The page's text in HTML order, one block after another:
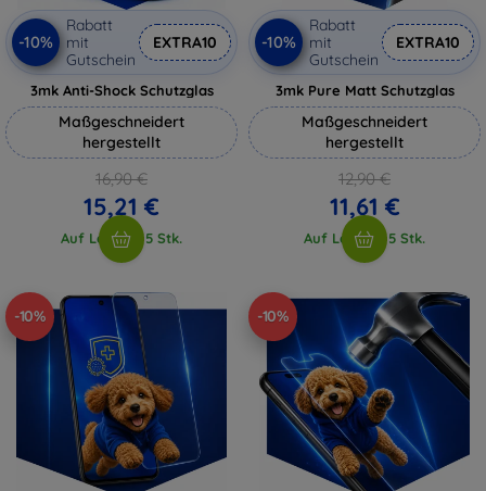
-10%
Rabatt
mit
Gutschein
EXTRA10
3mk Anti-Shock Schutzglas
Maßgeschneidert
hergestellt
16,90 €
15,21 €
Auf Lager > 5 Stk.
-10%
Rabatt
mit
Gutschein
EXTRA10
3mk Pure Matt Schutzglas
Maßgeschneidert
hergestellt
12,90 €
11,61 €
Auf Lager > 5 Stk.
-10% -10%